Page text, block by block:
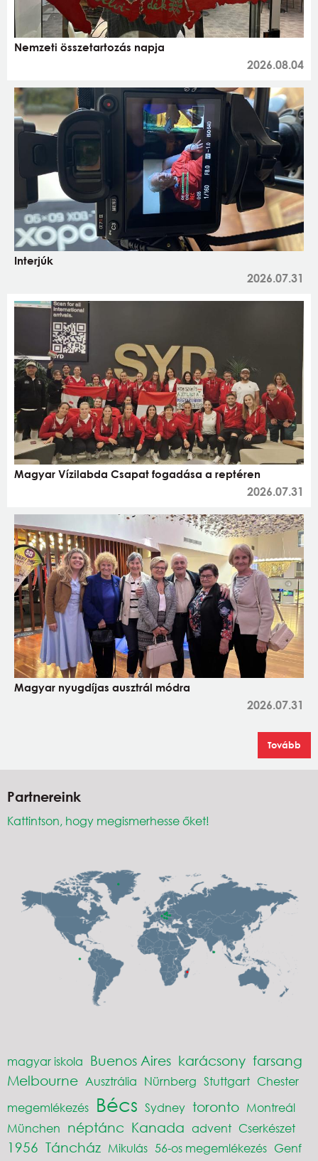
Nemzeti összetartozás napja
2026.08.04
Interjúk
2026.07.31
Magyar Vízilabda Csapat fogadása a reptéren
2026.07.31
Magyar nyugdíjas ausztrál módra
2026.07.31
Tovább
Partnereink
Kattintson, hogy megismerhesse őket!
magyar iskola Buenos Aires karácsony farsang
Melbourne Ausztrália Nürnberg Stuttgart Chester
megemlékezés Bécs Sydney toronto Montreál
München néptánc Kanada advent Cserkészet
1956 Táncház Mikulás 56-os megemlékezés Genf